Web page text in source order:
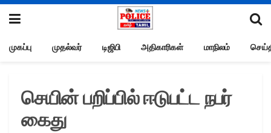
முகப்பு முதல்வர் டிஜிபி அதிகாரிகள் மாநிலம்
செயின் பறிப்பில் ஈடுபட்ட நபர்
கைது